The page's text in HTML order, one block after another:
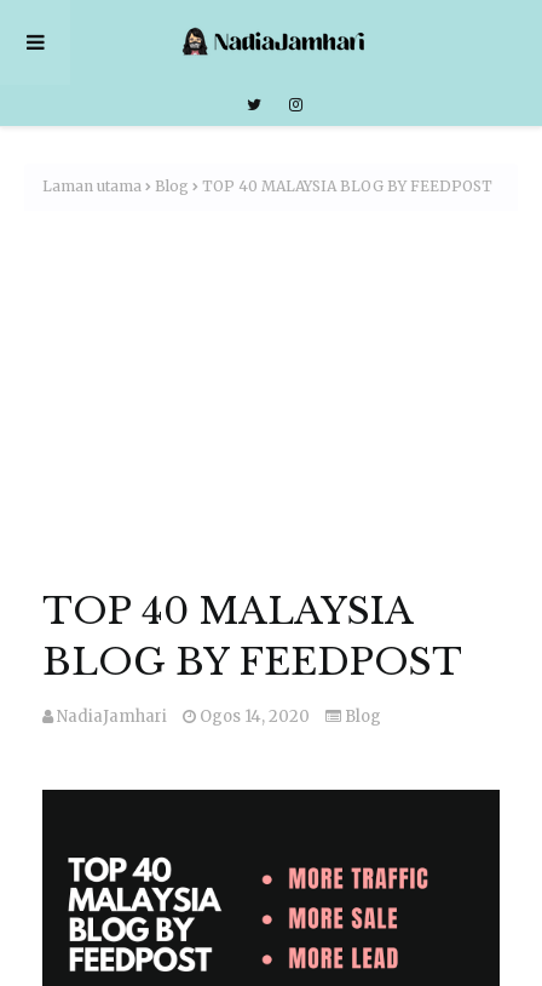
Laman utama Blog TOP 40 MALAYSIA BLOG BY FEEDPOST
TOP 40 MALAYSIA
BLOG BY FEEDPOST
NadiaJamhari Ogos 14, 2020 Blog